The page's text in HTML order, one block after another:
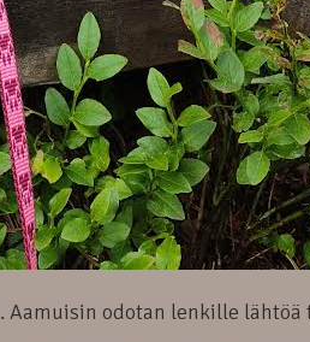
Aamuisin odotan lenkille